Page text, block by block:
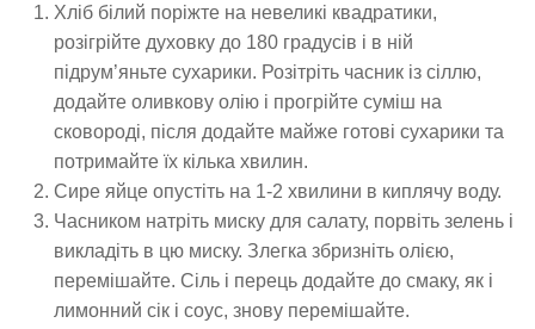
Хліб білий поріжте на невеликі квадратики,
розігрійте духовку до 180 градусів і в ній
підрум’яньте сухарики. Розітріть часник із сіллю,
додайте оливкову олію і прогрійте суміш на
сковороді, після додайте майже готові сухарики та
потримайте їх кілька хвилин.
Сире яйце опустіть на 1-2 хвилини в киплячу воду.
Часником натріть миску для салату, порвіть зелень і
викладіть в цю миску. Злегка збризніть олією,
перемішайте. Сіль і перець додайте до смаку, як і
лимонний сік і соус, знову перемішайте.